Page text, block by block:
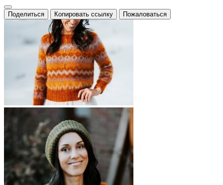
Поделиться Копировать ссылку Пожаловаться